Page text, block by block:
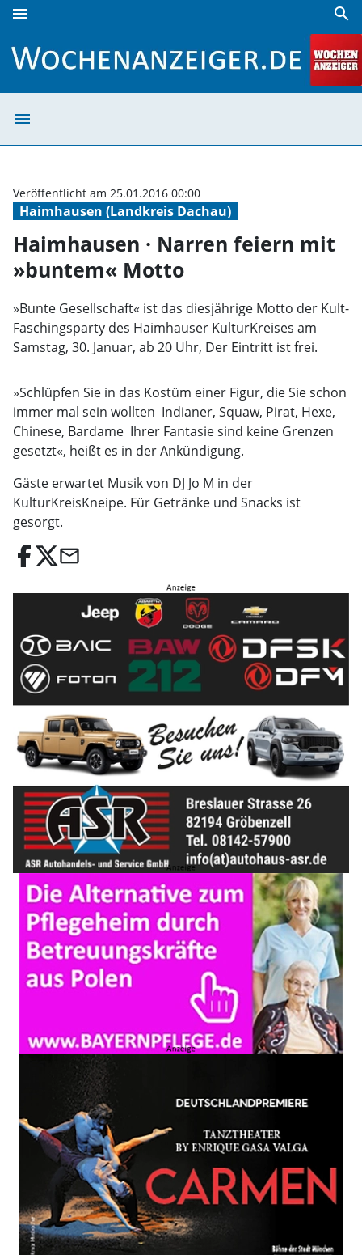
menu search
menu
Haimhausen (Landkreis Dachau)
Veröffentlicht am 25.01.2016 00:00
Haimhausen · Narren feiern mit
»buntem« Motto
»Bunte Gesellschaft« ist das diesjährige Motto der Kult-
Faschingsparty des Haimhauser KulturKreises am
Samstag, 30. Januar, ab 20 Uhr, Der Eintritt ist frei.
»Schlüpfen Sie in das Kostüm einer Figur, die Sie schon
immer mal sein wollten  Indianer, Squaw, Pirat, Hexe,
Chinese, Bardame  Ihrer Fantasie sind keine Grenzen
gesetzt«, heißt es in der Ankündigung.
Gäste erwartet Musik von DJ Jo M in der
KulturKreisKneipe. Für Getränke und Snacks ist
gesorgt.
email